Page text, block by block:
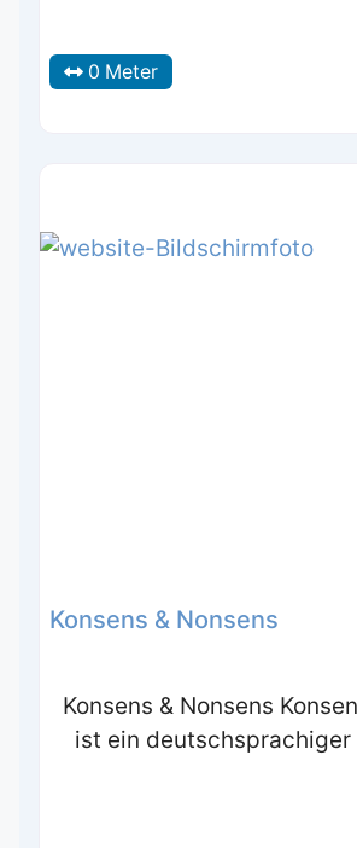
0 Meter
Konsens & Nonsens
Konsens & Nonsens
ist ein deutschsprachiger